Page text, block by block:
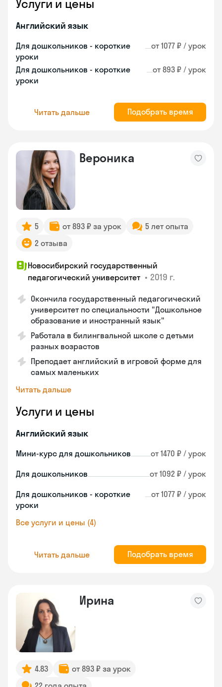
Услуги и цены
Английский язык
Для дошкольников - короткие
уроки
от 1077 ₽ / урок
Для дошкольников - короткие
уроки
от 893 ₽ / урок
Читать дальше Подобрать время
Вероника
5 от 893 ₽ за урок
5 лет опыта
2 отзыва
Новосибирский государственный
педагогический университет • 2019 г.
Окончила государственный педагогический
университет по специальности "Дошкольное
образование и иностранный язык"
Работала в билингвальной школе с детьми
разных возрастов
Преподает английский в игровой форме для
самых маленьких
Читать дальше
Услуги и цены
Английский язык
Мини-курс для дошкольников от 1470 ₽ / урок
Для дошкольников от 1092 ₽ / урок
Для дошкольников - короткие
уроки
от 1077 ₽ / урок
Все услуги и цены (4)
Читать дальше Подобрать время
Ирина
4.83
от 893 ₽ за урок